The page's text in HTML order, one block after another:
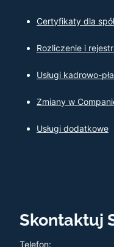
Certyfikaty dla
Rozliczenie i
Usługi kadrowo-
Zmiany w
Usługi dodatkowe
Skontaktuj
Telefon: